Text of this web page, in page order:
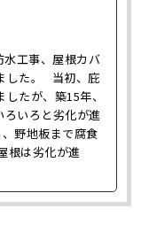
水工事、屋根カバ
した。 当初、庇
たが、築15年、
ろいろと劣化が進
野地板まで腐食
根は劣化が進